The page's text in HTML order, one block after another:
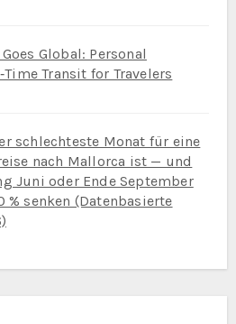
Global: Personal
Transit for Travelers
schlechteste Monat für eine
nach Mallorca ist — und
Juni oder Ende September
senken (Datenbasierte